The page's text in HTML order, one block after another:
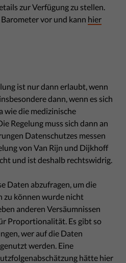
zur Verfügung zu stellen.
vor und kann hier
ist nur dann erlaubt, wenn
dann, wenn es sich
wie die medizinische
Regelung muss sich dann an
Datenschutzes messen
von Van Rijn und Dijkhoff
und ist deshalb rechtswidrig.
Daten abzufragen, um die
zu können wurde nicht
anderen Versäumnissen
Proportionalität. Es gibt so
wer auf die Daten
werden. Eine
hätte hier